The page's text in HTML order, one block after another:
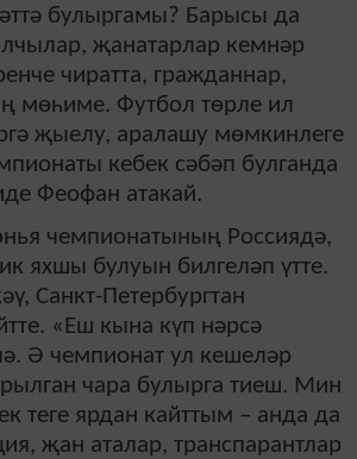
булыргамы? Барысы да
җанатарлар кемнәр
чиратта, гражданнар,
мөһиме. Футбол төрле ил
җыелу, аралашу мөмкинлеге
кебек сәбәп булганда
Феофан атакай.
чемпионатының Россиядә,
яхшы булуын билгеләп үтте.
Санкт-Петербургтан
«Еш кына күп нәрсә
Ә чемпионат ул кешеләр
чара булырга тиеш. Мин
теге ярдан кайттым – анда да
җан аталар, транспарантлар